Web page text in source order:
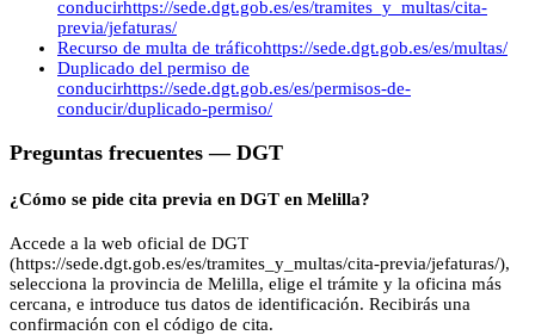
conducirhttps://sede.dgt.gob.es/es/tramites_y_multas/cita-
previa/jefaturas/
Recurso de multa de tráficohttps://sede.dgt.gob.es/es/multas/
Duplicado del permiso de
conducirhttps://sede.dgt.gob.es/es/permisos-de-
conducir/duplicado-permiso/
Preguntas frecuentes — DGT
¿Cómo se pide cita previa en DGT en Melilla?
Accede a la web oficial de DGT
(https://sede.dgt.gob.es/es/tramites_y_multas/cita-previa/jefaturas/),
selecciona la provincia de Melilla, elige el trámite y la oficina más
cercana, e introduce tus datos de identificación. Recibirás una
confirmación con el código de cita.